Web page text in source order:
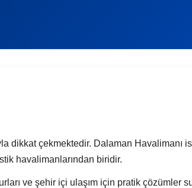
dikkat çekmektedir. Dalaman Havalimanı
havalimanlarından biridir.
ve şehir içi ulaşım için pratik çözümler